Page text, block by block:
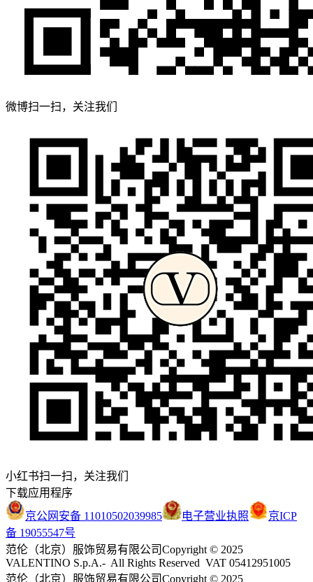
微博扫一扫，关注我们
小红书扫一扫，关注我们
下载应用程序
京公网安备 11010502039985
电子营业执照
京ICP
备 19055547号
范伦（北京）服饰贸易有限公司Copyright © 2025
VALENTINO S.p.A.- All Rights Reserved VAT 05412951005
范伦（北京）服饰贸易有限公司Copyright © 2025